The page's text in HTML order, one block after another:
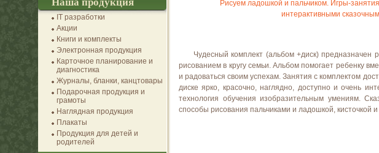
Рисуем ладошкой и пальчиком. Игры-
интерактивными
Чудесный комплект (альбом +диск) предназначен
рисованием в кругу семьи. Альбом помогает ребенку
и радоваться своим успехам. Занятия с комплектом
диске ярко, красочно, наглядно, доступно и очень
технология обучения изобразительным умениям.
способы рисования пальчиками и ладошкой, кисточкой
IT разработки
Акции
Книги и комплекты
Электронная продукция
Карточное планирование и
диагностика
Журналы, бланки, канцтовары
Подарочная продукция и
грамоты
Наглядная продукция
Плакаты
Продукция для детей и
родителей